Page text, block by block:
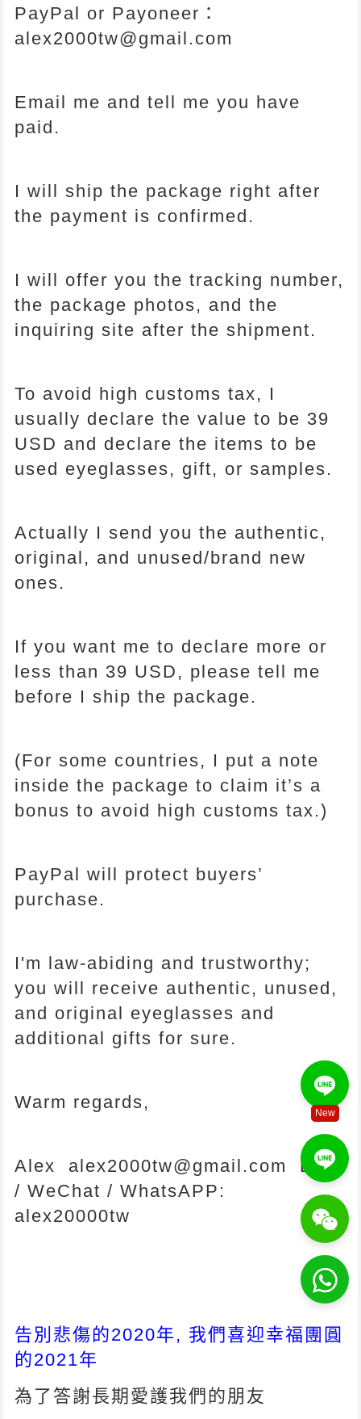
PayPal or Payoneer：
alex2000tw@gmail.com
Email me and tell me you have
paid.
I will ship the package right after
the payment is confirmed.
I will offer you the tracking number,
the package photos, and the
inquiring site after the shipment.
To avoid high customs tax, I
usually declare the value to be 39
USD and declare the items to be
used eyeglasses, gift, or samples.
Actually I send you the authentic,
original, and unused/brand new
ones.
If you want me to declare more or
less than 39 USD, please tell me
before I ship the package.
(For some countries, I put a note
inside the package to claim it’s a
bonus to avoid high customs tax.)
PayPal will protect buyers’
purchase.
I'm law-abiding and trustworthy;
you will receive authentic, unused,
and original eyeglasses and
additional gifts for sure.
Warm regards,
Alex alex2000tw@gmail.com LINE
/ WeChat / WhatsAPP:
alex20000tw
告別悲傷的2020年, 我們喜迎幸福團圓
的2021年
為了答謝長期愛護我們的朋友
New